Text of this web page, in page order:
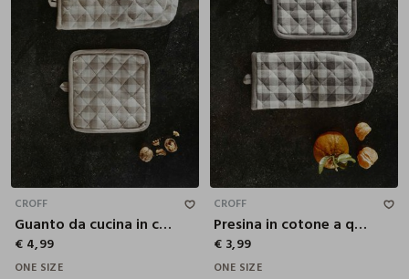
CROFF
Guanto da cucina in cotone a quadretti
€ 4,99
ONE SIZE
CROFF
Presina in cotone a quadretti
€ 3,99
ONE SIZE